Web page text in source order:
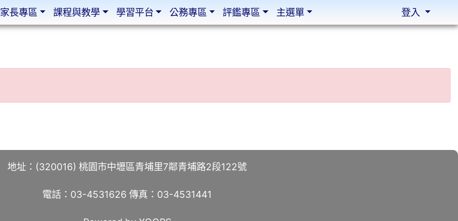
地址：(320016) 桃園市中壢區青埔里7鄰青埔路2段122號
電話：03-4531626 傳真：03-4531441
家長專區 課程與教學 學習平台 公務專區 評鑑專區 主選單 登入